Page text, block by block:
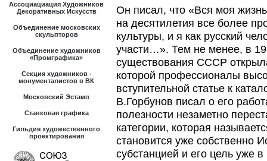
Ассоциациация Художников
Декоративных Искусств
Объединение московских
скульпторов
Объединение художников
«Промграфика»
Секция художников -
монументалистов в ВК
Московский Эстамп
Станковая графика
Гильдия художественного
проектирования
Он писал, что «Вся моя
на десятилетия все более
культуры, и я как русский
участи…». Тем не менее, в
существования СССР
которой профессионалы
вступительной статье к
В.Горбунов писал о его
полезности незаметно
категории, которая
становится уже собственно
субстанцией и его цель уже